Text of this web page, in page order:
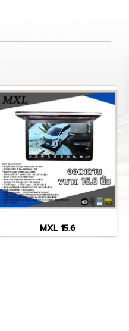
MXL 15.6